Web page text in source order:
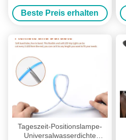
RGB-APP-Steuerung DRL 12
Volt
Beste Preis erhalten
Tageszeit-Positionslampe-
Universalwasserdichte